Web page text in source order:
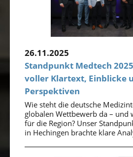
26.11.2025
Standpunkt Medtech
voller Klartext, Einblicke
Perspektiven
Wie steht die deutsche
globalen Wettbewerb da – und
für die Region? Unser
in Hechingen brachte klare